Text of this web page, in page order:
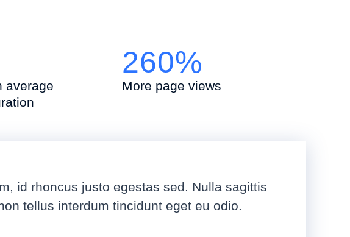
average
260%
More page views
id rhoncus justo egestas sed. Nulla sagittis
tellus interdum tincidunt eget eu odio.